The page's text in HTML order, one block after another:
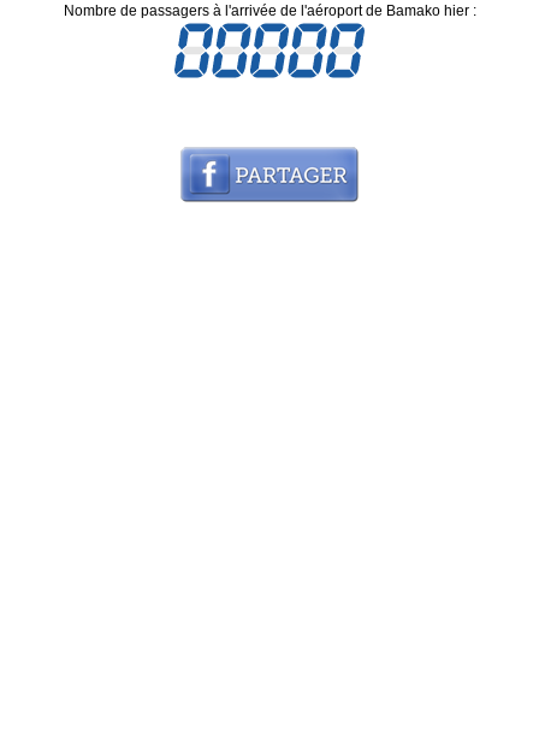
Nombre de passagers à l'arrivée de l'aéroport de Bamako hier :